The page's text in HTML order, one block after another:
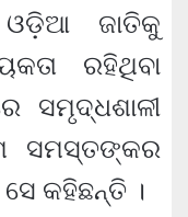
ଓଡ଼ିଆ ଜାତିକୁ
ରହିଥିବା
ସମୃଦ୍ଧଶାଳୀ
ସମସ୍ତଙ୍କର
କହିଛନ୍ତି ।